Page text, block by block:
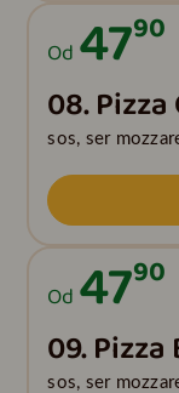
Od 4790
08.
sos, ser
Od 4790
09.
sos, ser